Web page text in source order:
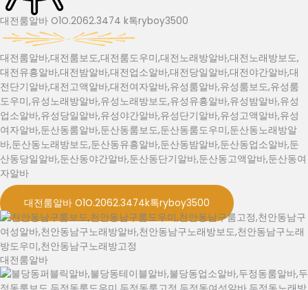
대전룸알바 O1O.2062.3474 k톡ryboy3500
대전룸알바,대전룸보도,대전룸도우미,대전노래방알바,대전노래방보도,
대전유흥알바,대전밤알바,대전업소알바,대전당일알바,대전야간알바,대
전단기알바,대전고액알바,대전여자알바,유성룸알바,유성룸보도,유성룸
도우미,유성노래방알바,유성노래방보도,유성유흥알바,유성밤알바,유성
업소알바,유성당일알바,유성야간알바,유성단기알바,유성고액알바,유성
여자알바,둔산동룸알바,둔산동룸보도,둔산동룸도우미,둔산동노래방알
바,둔산동노래방보도,둔산동유흥알바,둔산동밤알바,둔산동업소알바,둔
산동당일알바,둔산동야간알바,둔산동단기알바,둔산동고액알바,둔산동여
자알바
대전룸알바 O1O.2062.3474k톡ryboy3500
대전룸알바